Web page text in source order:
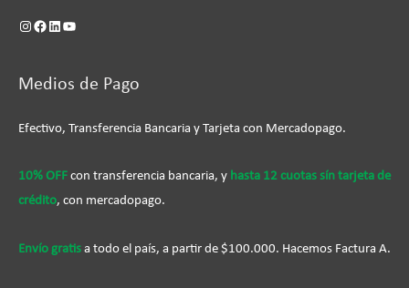
Medios de Pago
Efectivo, Transferencia Bancaria y Tarjeta con Mercadopago.
10% OFF con transferencia bancaria, y hasta 12 cuotas sín tarjeta de
crédito, con mercadopago.
Envío gratis a todo el país, a partir de $100.000. Hacemos Factura A.